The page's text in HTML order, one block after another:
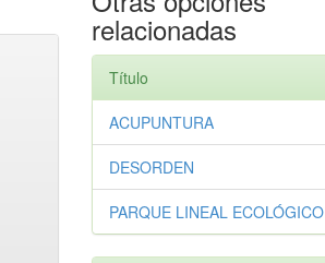
relacionadas
Título
ACUPUNTURA
DESORDEN
PARQUE LINEAL ECOLÓGICO